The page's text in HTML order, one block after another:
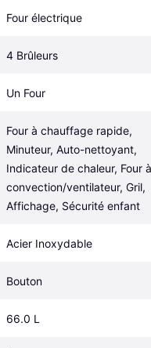
Four électrique
4 Brûleurs
Un Four
Four à chauffage rapide,
Minuteur, Auto-nettoyant,
Indicateur de chaleur, Four à
convection/ventilateur, Gril,
Affichage, Sécurité enfant
Acier Inoxydable
Bouton
66.0 L